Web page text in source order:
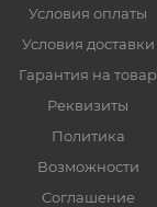
Условия оплаты
Условия доставки
Гарантия на товар
Реквизиты
Политика
Возможности
Соглашение